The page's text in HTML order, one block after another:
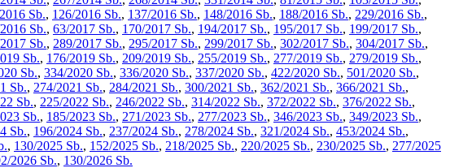
Sb., 126/2016 Sb., 137/2016 Sb., 148/2016 Sb., 188/2016 Sb., 229/2016 Sb.,
Sb., 63/2017 Sb., 170/2017 Sb., 194/2017 Sb., 195/2017 Sb., 199/2017 Sb.,
Sb., 289/2017 Sb., 295/2017 Sb., 299/2017 Sb., 302/2017 Sb., 304/2017 Sb.,
Sb., 176/2019 Sb., 209/2019 Sb., 255/2019 Sb., 277/2019 Sb., 279/2019 Sb.,
Sb., 334/2020 Sb., 336/2020 Sb., 337/2020 Sb., 422/2020 Sb., 501/2020 Sb.,
Sb., 274/2021 Sb., 284/2021 Sb., 300/2021 Sb., 362/2021 Sb., 366/2021 Sb.,
Sb., 225/2022 Sb., 246/2022 Sb., 314/2022 Sb., 372/2022 Sb., 376/2022 Sb.,
Sb., 185/2023 Sb., 271/2023 Sb., 277/2023 Sb., 346/2023 Sb., 349/2023 Sb.,
Sb., 196/2024 Sb., 237/2024 Sb., 278/2024 Sb., 321/2024 Sb., 453/2024 Sb.,
, 130/2025 Sb., 152/2025 Sb., 218/2025 Sb., 220/2025 Sb., 230/2025 Sb., 277/2025
2026 Sb., 130/2026 Sb.